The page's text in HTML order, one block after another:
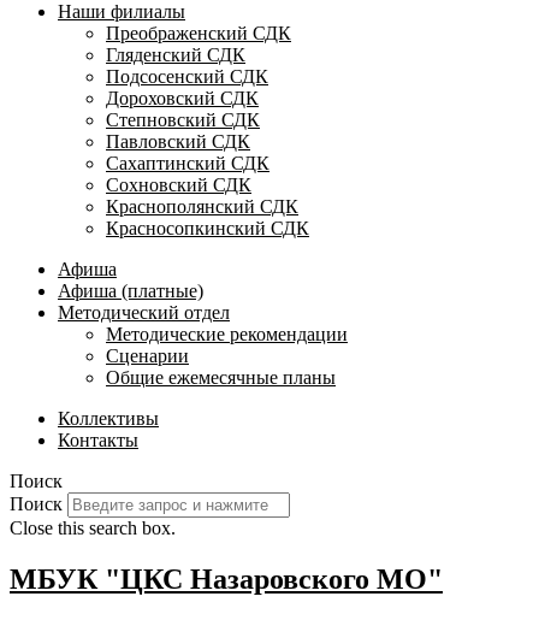
Наши филиалы
Преображенский СДК
Гляденский СДК
Подсосенский СДК
Дороховский СДК
Степновский СДК
Павловский СДК
Сахаптинский СДК
Сохновский СДК
Краснополянский СДК
Красносопкинский СДК
Афиша
Афиша (платные)
Методический отдел
Методические рекомендации
Сценарии
Общие ежемесячные планы
Коллективы
Контакты
Поиск
Поиск
Close this search box.
МБУК "ЦКС Назаровского МО"